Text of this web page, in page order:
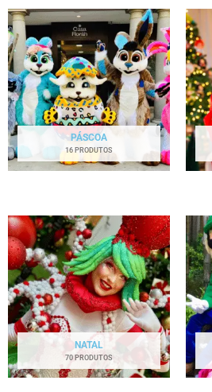
PÁSCOA
16 PRODUTOS
NATAL
70 PRODUTOS